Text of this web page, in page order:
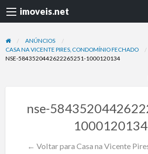
imoveis.net
ANÚNCIOS
CASA NA VICENTE PIRES, CONDOMÍNIO FECHADO
NSE-5843520442622265251-1000120134
nse-
1000120134
← Voltar para Casa na Vicente